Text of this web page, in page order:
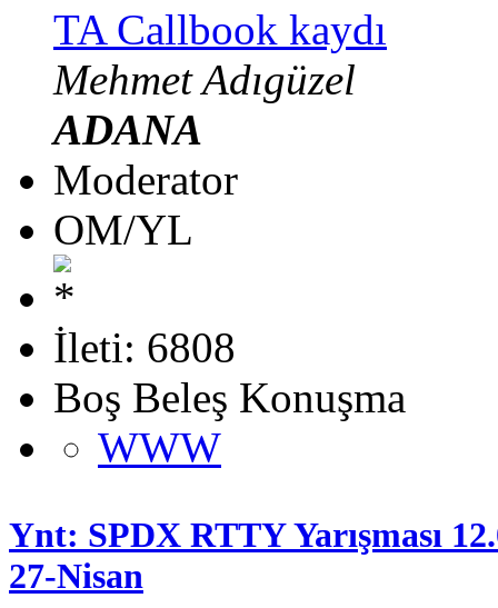
TA Callbook kaydı
Mehmet Adıgüzel
ADANA
Moderator
OM/YL
İleti: 6808
Boş Beleş Konuşma
WWW
Ynt: SPDX RTTY Yarışması
27-Nisan